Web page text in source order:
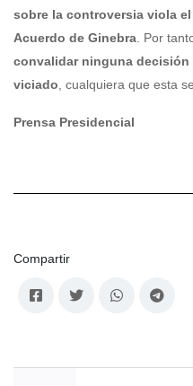
sobre la controversia viola
Acuerdo de Ginebra . Por
convalidar ninguna
viciado , cualquiera que esta
Prensa Presidencial
Compartir